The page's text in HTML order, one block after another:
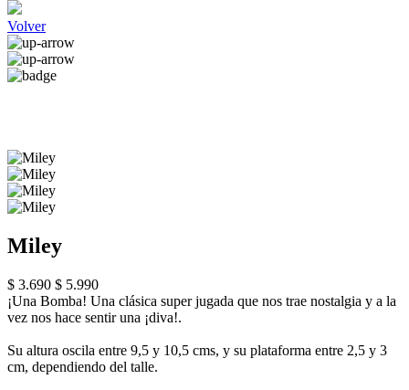
Volver
Miley
$ 3.690 $ 5.990
¡Una Bomba! Una clásica super jugada que nos trae nostalgia y a la
vez nos hace sentir una ¡diva!.
Su altura oscila entre 9,5 y 10,5 cms, y su plataforma entre 2,5 y 3
cm, dependiendo del talle.